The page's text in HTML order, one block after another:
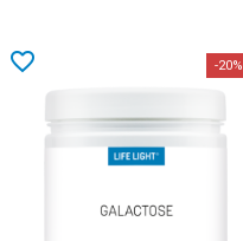
-20%
favorite_border